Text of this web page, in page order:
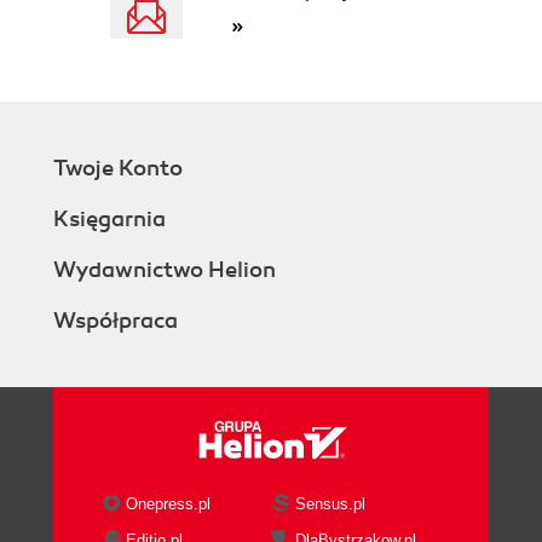
Module Objects
The standard library
Back to the Basics
The Package Lifecycle
An Example Application
Why Packaging?
»
Twoje Konto
Księgarnia
Wydawnictwo Helion
Współpraca
Onepress.pl
Sensus.pl